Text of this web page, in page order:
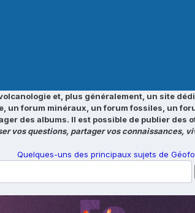
et, plus généralement, un site
forum minéraux, un forum fossiles, un
des albums. Il est possible de publier
vos questions, partager vos connaissances,
Quelques-uns des principaux sujets de